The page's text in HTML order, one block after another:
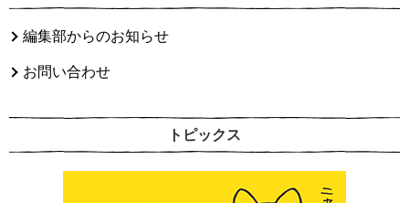
編集部からのお知らせ
お問い合わせ
トピックス